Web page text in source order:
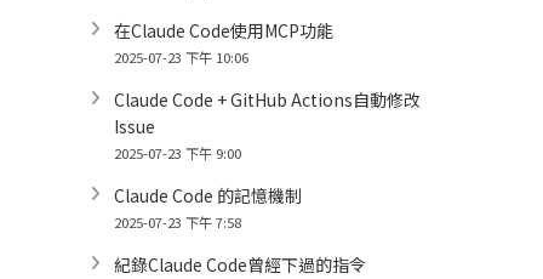
在Claude Code使用MCP功能
2025-07-23 下午 10:06
Claude Code + GitHub Actions自動修改
Issue
2025-07-23 下午 9:00
Claude Code 的記憶機制
2025-07-23 下午 7:58
紀錄Claude Code曾經下過的指令